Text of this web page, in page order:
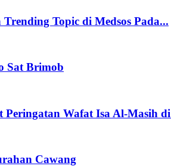
Topic di Medsos Pada...
Sat Brimob
Wafat Isa Al-Masih
Cawang